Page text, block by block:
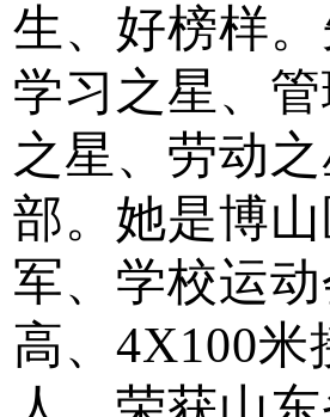
生、好榜样
学习之星、
之星、劳动
部。她是博
军、学校运
高、 4X100米